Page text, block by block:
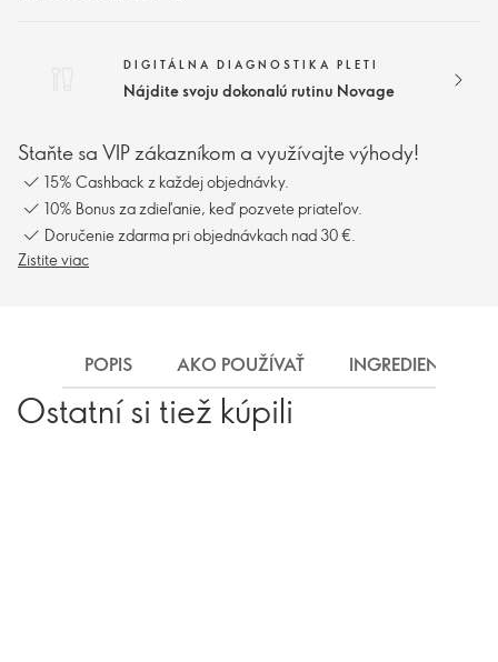
DIGITÁLNA DIAGNOSTIKA PLETI
Nájdite svoju dokonalú rutinu Novage
Staňte sa VIP zákazníkom a využívajte výhody!
15% Cashback z každej objednávky.
10% Bonus za zdieľanie, keď pozvete priateľov.
Doručenie zdarma pri objednávkach nad 30 €.
Zistite viac
POPIS AKO POUŽÍVAŤ INGREDIENCIE
Ostatní si tiež kúpili